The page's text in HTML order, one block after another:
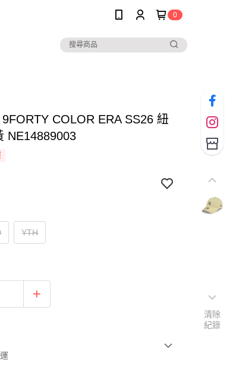
0
COLOR ERA SS26 紐
NE14889003
YTH
清除
紀錄